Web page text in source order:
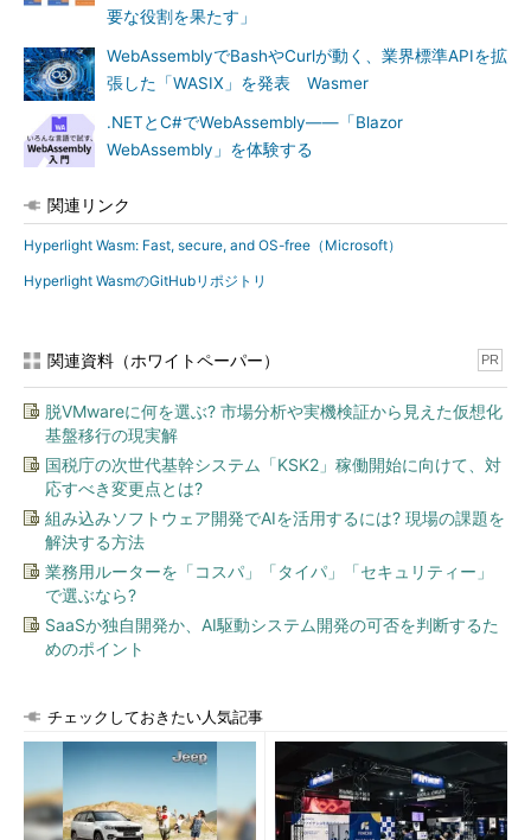
要な役割を果たす」
WebAssemblyでBashやCurlが動く、業界標準APIを拡
張した「WASIX」を発表 Wasmer
.NETとC#でWebAssembly――「Blazor
WebAssembly」を体験する
関連リンク
Hyperlight Wasm: Fast, secure, and OS-free（Microsoft）
Hyperlight WasmのGitHubリポジトリ
関連資料（ホワイトペーパー） PR
脱VMwareに何を選ぶ? 市場分析や実機検証から見えた仮想化
基盤移行の現実解
国税庁の次世代基幹システム「KSK2」稼働開始に向けて、対
応すべき変更点とは?
組み込みソフトウェア開発でAIを活用するには? 現場の課題を
解決する方法
業務用ルーターを「コスパ」「タイパ」「セキュリティー」
で選ぶなら?
SaaSか独自開発か、AI駆動システム開発の可否を判断するた
めのポイント
チェックしておきたい人気記事